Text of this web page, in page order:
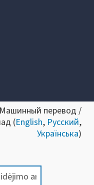
перевод /
(English, Русский,
Українська)